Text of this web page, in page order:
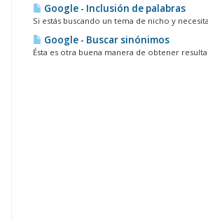
Google - Inclusión de palabras
Si estás buscando un tema de nicho y
Google - Buscar sinónimos
Ésta es otra buena manera de obtener